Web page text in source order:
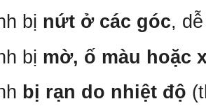
bị nứt ở các góc,
bị mờ, ố màu hoặc
bị rạn do nhiệt độ